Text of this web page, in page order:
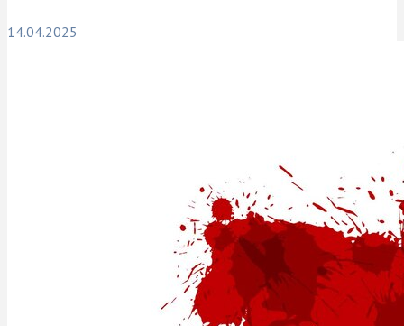
14.04.2025